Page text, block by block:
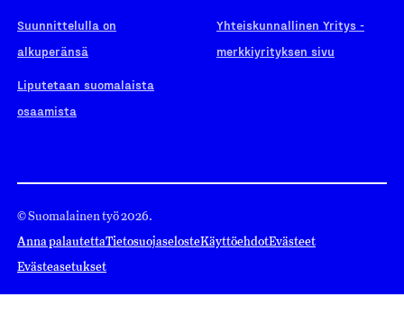
Suunnittelulla on
alkuperänsä
Liputetaan suomalaista
osaamista
Yhteiskunnallinen Yritys -
merkkiyrityksen sivu
© Suomalainen työ 2026.
Anna palautettaTietosuojaselosteKäyttöehdotEvästeet
Evästeasetukset